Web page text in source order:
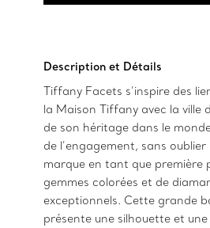
Description et Détails
Tiffany Facets s’inspire des
la Maison Tiffany avec la ville
de son héritage dans le
de l’engagement, sans oublier
marque en tant que première
gemmes colorées et de
exceptionnels. Cette grande
présente une silhouette et